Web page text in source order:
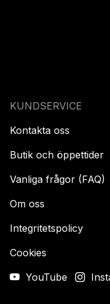
KUNDSERVICE
Kontakta oss
Butik och öppettider
Vanliga frågor (FAQ)
Om oss
Integritetspolicy
Cookies
YouTube